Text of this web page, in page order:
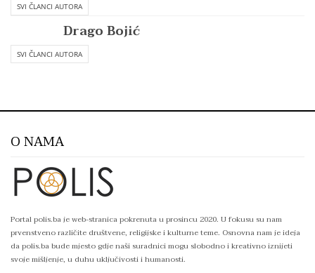
SVI ČLANCI AUTORA
Drago Bojić
SVI ČLANCI AUTORA
O NAMA
Portal polis.ba je web-stranica pokrenuta u prosincu 2020. U fokusu su nam
prvenstveno različite društvene, religijske i kulturne teme. Osnovna nam je ideja
da polis.ba bude mjesto gdje naši suradnici mogu slobodno i kreativno iznijeti
svoje mišljenje, u duhu uključivosti i humanosti.